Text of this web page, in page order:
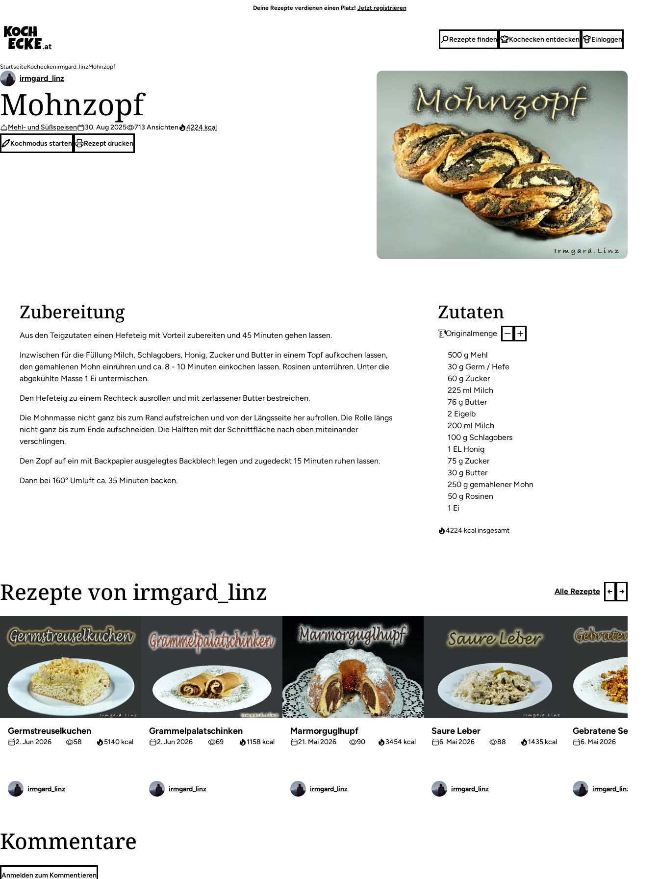
Inhalt
Deine Rezepte verdienen einen Platz! Jetzt registrieren
Rezepte finden Kochecken entdecken Einloggen
Pfadnavigation
StartseiteKocheckenirmgard_linzMohnzopf
Mohnzopf
Mehl- und Süßspeisen 30. Aug 2025 713 Ansichten 4224 kcal
irmgard_linz
Kochmodus starten Rezept drucken
Zubereitung
Aus den Teigzutaten einen Hefeteig mit Vorteil zubereiten und 45 Minuten gehen lassen.
Inzwischen für die Füllung Milch, Schlagobers, Honig, Zucker und Butter in einem Topf aufkochen lassen,
den gemahlenen Mohn einrühren und ca. 8 - 10 Minuten einkochen lassen. Rosinen unterrühren. Unter die
abgekühlte Masse 1 Ei untermischen.
Den Hefeteig zu einem Rechteck ausrollen und mit zerlassener Butter bestreichen.
Die Mohnmasse nicht ganz bis zum Rand aufstreichen und von der Längsseite her aufrollen. Die Rolle längs
nicht ganz bis zum Ende aufschneiden. Die Hälften mit der Schnittfläche nach oben miteinander
verschlingen.
Den Zopf auf ein mit Backpapier ausgelegtes Backblech legen und zugedeckt 15 Minuten ruhen lassen.
Dann bei 160° Umluft ca. 35 Minuten backen.
Zutaten
Originalmenge
500 g Mehl
30 g Germ / Hefe
60 g Zucker
225 ml Milch
76 g Butter
2 Eigelb
200 ml Milch
100 g Schlagobers
1 EL Honig
75 g Zucker
30 g Butter
250 g gemahlener Mohn
50 g Rosinen
1 Ei
4224 kcal insgesamt
Rezepte von irmgard_linz Alle Rezepte
Germstreuselkuchen
2. Jun 2026 58 5140 kcal
irmgard_linz
Grammelpalatschinken
2. Jun 2026 69 1158 kcal
irmgard_linz
Marmorguglhupf
21. Mai 2026 90 3454 kcal
irmgard_linz
Saure Leber
6. Mai 2026 88 1435 kcal
irmgard_linz
Gebratene Sellerie
6. Mai 2026
irmgard_linz
Kommentare
Anmelden zum Kommentieren